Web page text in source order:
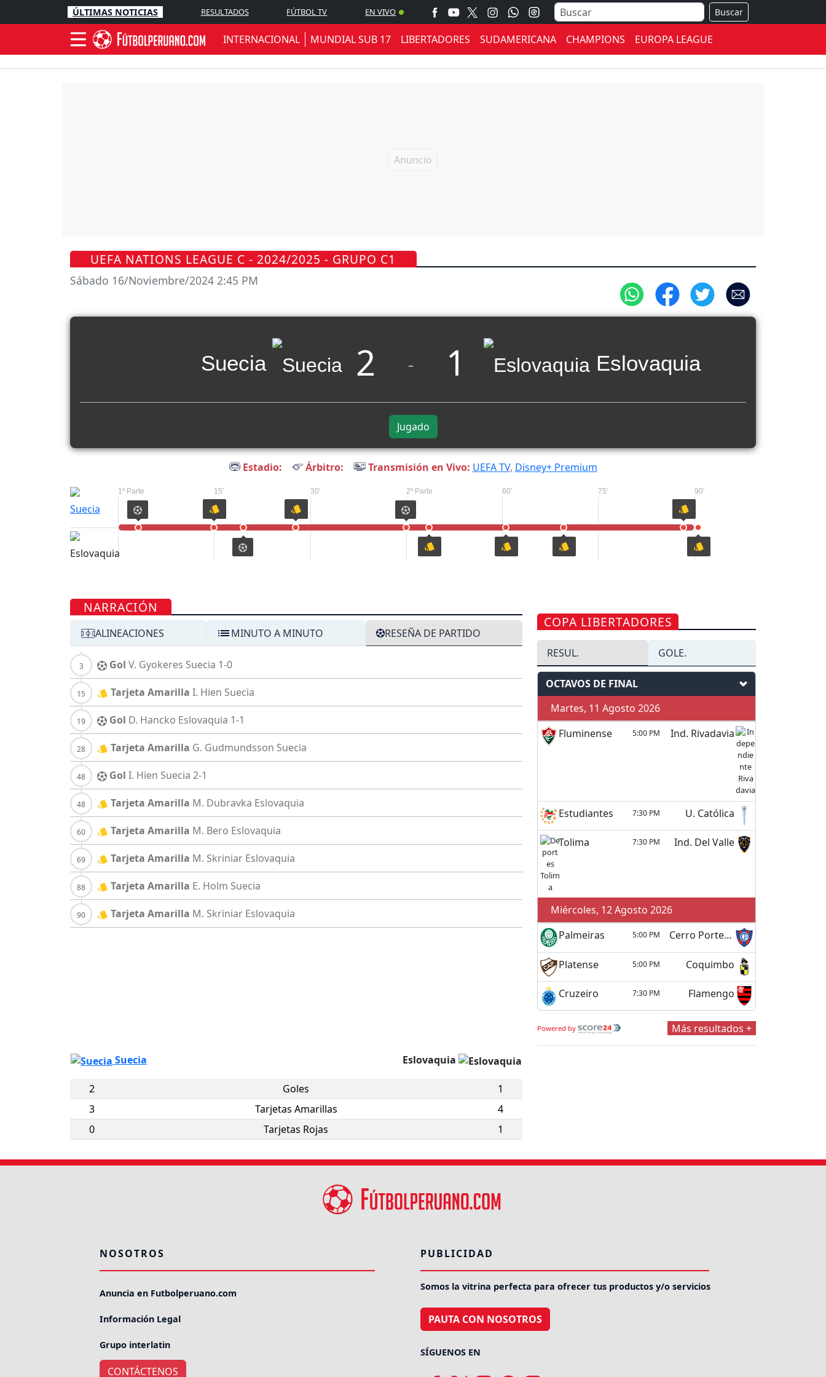
ÚLTIMAS NOTICIAS RESULTADOS FÚTBOL TV EN VIVO Buscar
INTERNACIONAL MUNDIAL SUB 17 LIBERTADORES SUDAMERICANA CHAMPIONS EUROPA LEAGUE
UEFA NATIONS LEAGUE C - 2024/2025 - GRUPO C1
Sábado 16/Noviembre/2024 2:45 PM
Suecia 2 1 Eslovaquia
Jugado
Estadio: Árbitro: Transmisión en Vivo: UEFA TV, Disney+ Premium
1º Parte 15' 30' 2º Parte 60' 75' 90'
NARRACIÓN
ALINEACIONES MINUTO A MINUTO RESEÑA DE PARTIDO
Gol V. Gyokeres Suecia 1-0
Tarjeta Amarilla I. Hien Suecia
Gol D. Hancko Eslovaquia 1-1
Tarjeta Amarilla G. Gudmundsson Suecia
Gol I. Hien Suecia 2-1
Tarjeta Amarilla M. Dubravka Eslovaquia
Tarjeta Amarilla M. Bero Eslovaquia
Tarjeta Amarilla M. Skriniar Eslovaquia
Tarjeta Amarilla E. Holm Suecia
Tarjeta Amarilla M. Skriniar Eslovaquia
Suecia Eslovaquia
2 Goles
1
3
Tarjetas Amarillas
4
0
Tarjetas Rojas 1
COPA LIBERTADORES
RESUL. GOLE.
OCTAVOS DE FINAL
Martes, 11 Agosto 2026
Fluminense
5:00 PM Ind. Rivadavia
Estudiantes 7:30 PM U. Católica
Tolima 7:30 PM Ind. Del Valle
Miércoles, 12 Agosto 2026
Palmeiras
5:00 PM Cerro Porteño
Platense 5:00 PM Coquimbo
Cruzeiro 7:30 PM Flamengo
Powered by Más resultados +
NOSOTROS
Anuncia en Futbolperuano.com
Información Legal
Grupo interlatin
CONTÁCTENOS
PUBLICIDAD
Somos la vitrina perfecta para ofrecer tus productos y/o servicios
PAUTA CON NOSOTROS
SÍGUENOS EN